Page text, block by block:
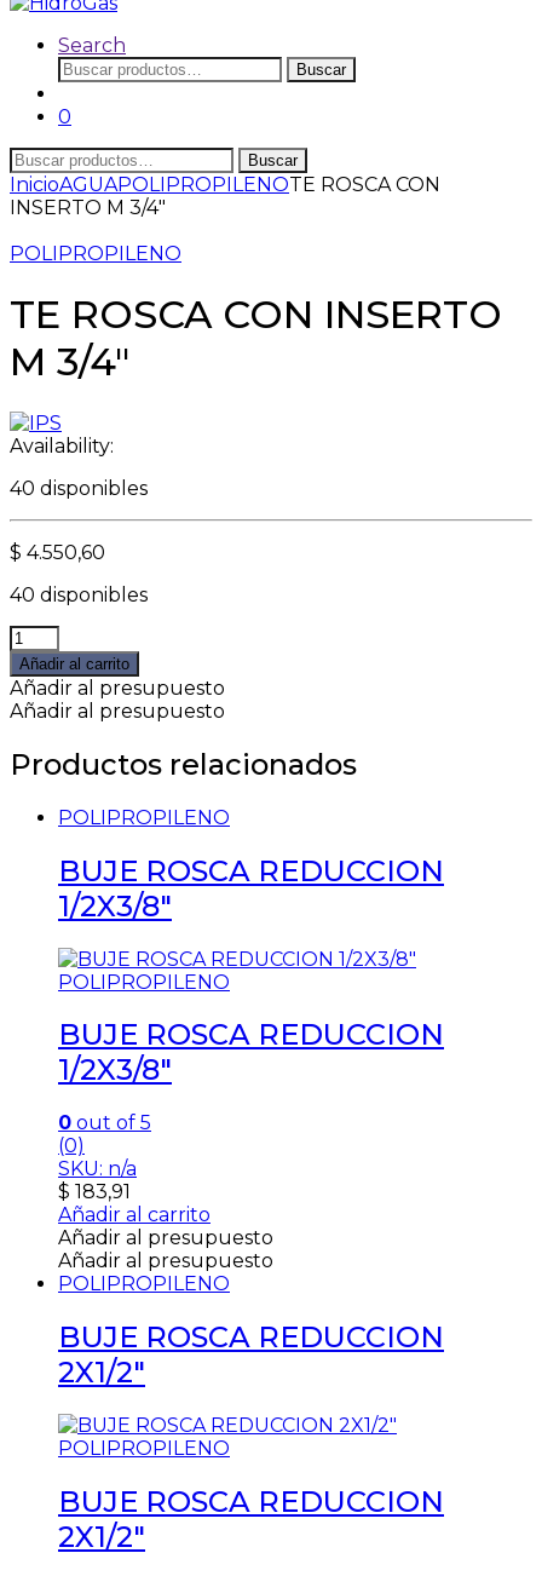
Search
Buscar
por:
Buscar
0
Buscar
por:
Buscar
InicioAGUAPOLIPROPILENOTE ROSCA CON
INSERTO M 3/4″
POLIPROPILENO
TE ROSCA CON INSERTO
M 3/4″
Availability:
40 disponibles
$ 4.550,60
40 disponibles
TE
ROSCA
CON
INSERTO
3/4"
quantity
Añadir al carrito
Añadir al presupuesto
Añadir al presupuesto
Productos relacionados
POLIPROPILENO
BUJE ROSCA REDUCCION
1/2X3/8″
POLIPROPILENO
BUJE ROSCA REDUCCION
1/2X3/8″
0 out of 5
(0)
SKU: n/a
$ 183,91
Añadir al carrito
Añadir al presupuesto
Añadir al presupuesto
POLIPROPILENO
BUJE ROSCA REDUCCION
2X1/2″
POLIPROPILENO
BUJE ROSCA REDUCCION
2X1/2″